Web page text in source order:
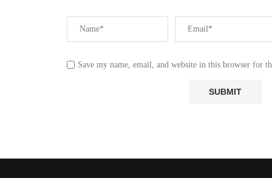
Save my name, email, and website in this browser for